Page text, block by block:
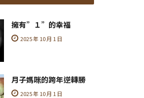
擁有”１”的幸福
2025 年 10 月 1 日
月子媽咪的跨年逆轉勝
2025 年 10 月 1 日